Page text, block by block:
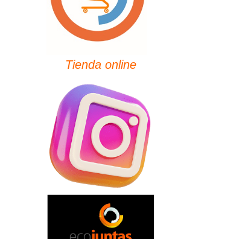
Tienda online